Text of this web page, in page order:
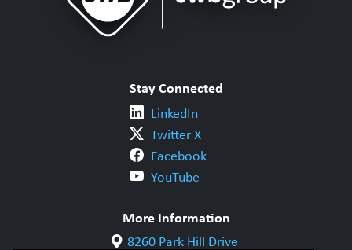
Stay Connected
LinkedIn
Twitter X
Facebook
YouTube
More Information
8260 Park Hill Drive